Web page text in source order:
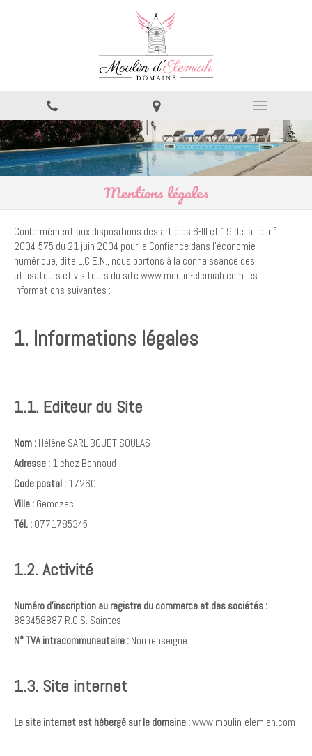
Mentions légales
Conformément aux dispositions des articles 6-III et 19 de la Loi n°
2004-575 du 21 juin 2004 pour la Confiance dans l'économie
numérique, dite L.C.E.N., nous portons à la connaissance des
utilisateurs et visiteurs du site www.moulin-elemiah.com les
informations suivantes :
1. Informations légales
1.1. Editeur du Site
Nom : Hélène SARL BOUET SOULAS
Adresse : 1 chez Bonnaud
Code postal : 17260
Ville : Gemozac
Tél. : 0771785345
1.2. Activité
Numéro d'inscription au registre du commerce et des sociétés :
883458887 R.C.S. Saintes
N° TVA intracommunautaire : Non renseigné
1.3. Site internet
Le site internet est hébergé sur le domaine :www.moulin-elemiah.com